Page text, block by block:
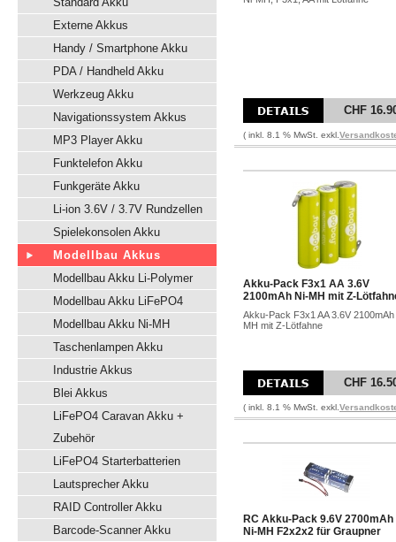
Externe Akkus
Handy / Smartphone Akku
PDA / Handheld Akku
Werkzeug Akku
Navigationssystem Akkus
MP3 Player Akku
Funktelefon Akku
Funkgeräte Akku
Li-ion 3.6V / 3.7V Rundzellen
Spielekonsolen Akku
Modellbau Akkus
Modellbau Akku Li-Polymer
Modellbau Akku LiFePO4
Modellbau Akku Ni-MH
Taschenlampen Akku
Industrie Akkus
Blei Akkus
LiFePO4 Caravan Akku +
Zubehör
LiFePO4 Starterbatterien
Lautsprecher Akku
RAID Controller Akku
Barcode-Scanner Akku
CHF
( inkl. 8.1 % MwSt. exkl.
Akku-Pack F3x1 AA 3.6V
2100mAh Ni-MH mit Z-
Akku-Pack F3x1 AA 3.6V 2100mAh
MH mit Z-Lötfahne
CHF
( inkl. 8.1 % MwSt. exkl.
RC Akku-Pack 9.6V 2700mAh
Ni-MH F2x2x2 für Graupner